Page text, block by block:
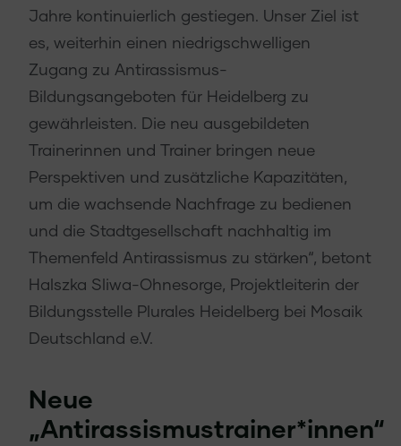
Jahre kontinuierlich gestiegen. Unser Ziel ist
es, weiterhin einen niedrigschwelligen
Zugang zu Antirassismus-
Bildungsangeboten für Heidelberg zu
gewährleisten. Die neu ausgebildeten
Trainerinnen und Trainer bringen neue
Perspektiven und zusätzliche Kapazitäten,
um die wachsende Nachfrage zu bedienen
und die Stadtgesellschaft nachhaltig im
Themenfeld Antirassismus zu stärken“, betont
Halszka Sliwa-Ohnesorge, Projektleiterin der
Bildungsstelle Plurales Heidelberg bei Mosaik
Deutschland e.V.
Neue
„Antirassismustrainer*innen“